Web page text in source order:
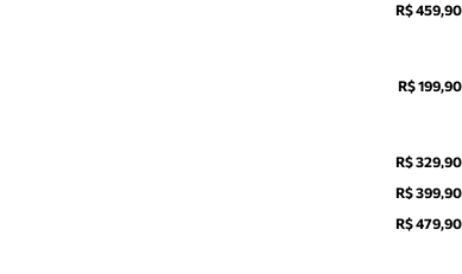
R$ 459,90
R$ 199,90
R$ 329,90
R$ 399,90
R$ 479,90